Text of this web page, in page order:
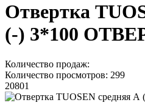
Отвертка
(-) 3*100
Количество продаж:
Количество просмотров: 299
20801